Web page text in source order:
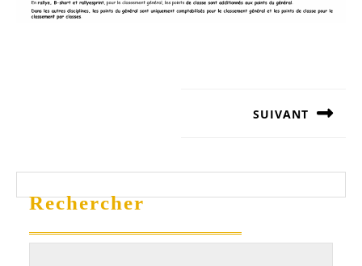
SUIVANT
suivant
Rechercher